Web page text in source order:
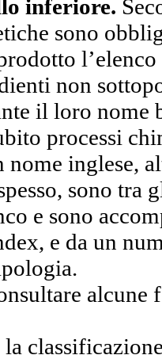
inferiore.
sono
non
il loro
processi
nome inglese,
sono tra
e sono
e da un